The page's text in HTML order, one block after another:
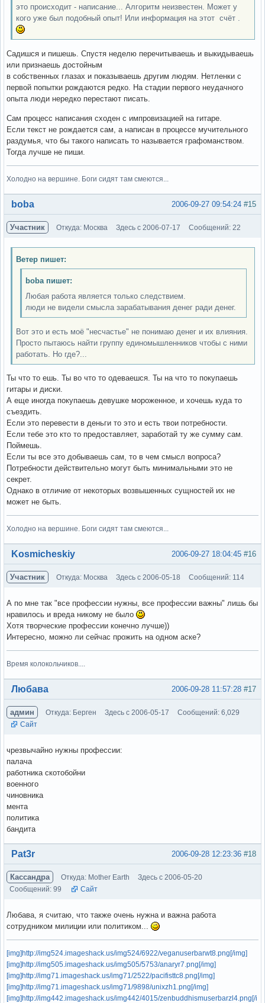
это происходит - написание... Алгоритм неизвестен. Может у
кого уже был подобный опыт! Или информация на этот счёт .
Садишся и пишешь. Спустя неделю перечитываешь и выкидываешь
или признаешь достойным
в собственных глазах и показываешь другим людям. Нетленки с
первой попытки рождаются редко. На стадии первого неудачного
опыта люди нередко перестают писать.
Сам процесс написания сходен с импровизацией на гитаре.
Если текст не рождается сам, а написан в процессе мучительного
раздумья, что бы такого написать то называется графоманством.
Тогда лучше не пиши.
Холодно на вершине. Боги сидят там смеются...
Вне форума #15
2006-09-27 09:54:24
boba
Участник Откуда: Москва Здесь с 2006-07-17 Сообщений: 22
Ветер пишет:
boba пишет:
Любая работа является только следствием.
люди не видели смысла зарабатывания денег ради денег.
Вот это и есть моё "несчастье" не понимаю денег и их влияния.
Просто пытаюсь найти группу единомышленников чтобы с ними
работать. Но где?...
Ты что то ешь. Ты во что то одеваешся. Ты на что то покупаешь
гитары и диски.
А еще иногда покупаешь девушке мороженное, и хочешь куда то
съездить.
Если это перевести в деньги то это и есть твои потребности.
Если тебе это кто то предоставляет, заработай ту же сумму сам.
Поймешь.
Если ты все это добываешь сам, то в чем смысл вопроса?
Потребности действительно могут быть минимальными это не
секрет.
Однако в отличие от некоторых возвышенных сущностей их не
может не быть.
Холодно на вершине. Боги сидят там смеются...
Вне форума #16
2006-09-27 18:04:45
Kosmicheskiy
Участник Откуда: Москва Здесь с 2006-05-18 Сообщений: 114
А по мне так "все профессии нужны, все профессии важны" лишь бы
нравилось и вреда никому не было
Хотя творческие профессии конечно лучше))
Интересно, можно ли сейчас прожить на одном аске?
Время колокольчиков....
Вне форума #17
2006-09-28 11:57:28
Любава
админ Откуда: Берген Здесь с 2006-05-17
Сообщений: 6,029
Сайт
чрезвычайно нужны профессии:
палача
работника скотобойни
военного
чиновника
мента
политика
бандита
Вне форума #18
2006-09-28 12:23:36
Pat3r
Кассандра Откуда: Mother Earth
Здесь с 2006-05-20
Сообщений: 99
Сайт
Любава, я считаю, что также очень нужна и важна работа
сотрудником милиции или политиком...
[img]http://img524.imageshack.us/img524/6922/veganuserbarwt8.png[/img]
[img]http://img505.imageshack.us/img505/5753/anaryr7.png[/img]
[img]http://img71.imageshack.us/img71/2522/pacifisttc8.png[/img]
[img]http://img71.imageshack.us/img71/9898/unixzh1.png[/img]
[img]http://img442.imageshack.us/img442/4015/zenbuddhismuserbarzl4.png[/i